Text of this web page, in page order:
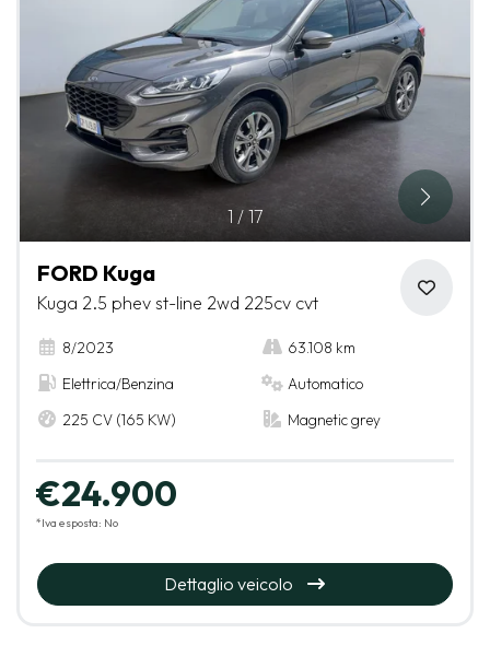
1 / 17
FORD Kuga
Kuga 2.5 phev st-line 2wd 225cv cvt
8/2023
63.108 km
Elettrica/Benzina
Automatico
225 CV (165 KW)
Magnetic grey
€24.900
*Iva esposta: No
Dettaglio veicolo